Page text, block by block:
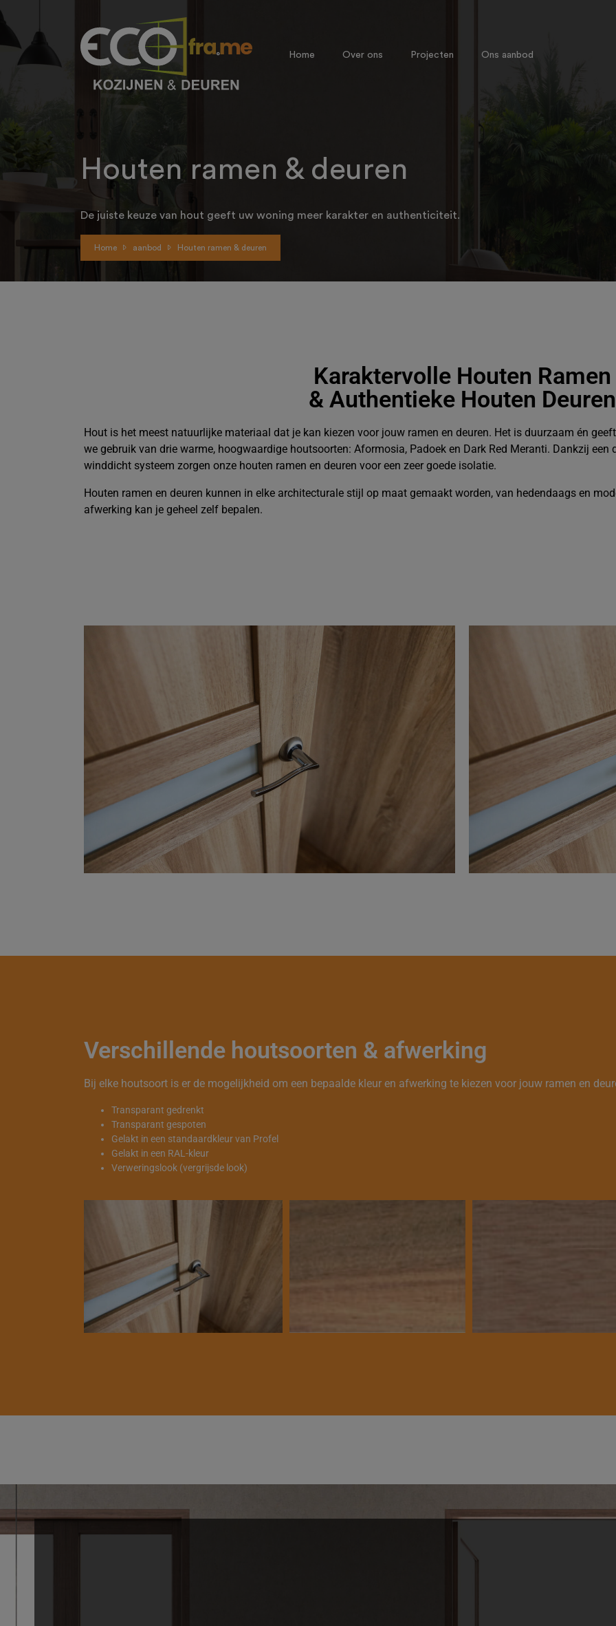
Home Over ons Projecten Ons aanbod
Houten ramen & deuren
De juiste keuze van hout geeft uw woning meer karakter en authenticiteit.
Home aanbod Houten ramen & deuren
Karaktervolle Houten Ramen
& Authentieke Houten Deuren
Hout is het meest natuurlijke materiaal dat je kan kiezen voor jouw ramen en deuren. Het is duurzaam én
we gebruik van drie warme, hoogwaardige houtsoorten: Aformosia, Padoek en Dark Red Meranti. Dankzij een
winddicht systeem zorgen onze houten ramen en deuren voor een zeer goede isolatie.
Houten ramen en deuren kunnen in elke architecturale stijl op maat gemaakt worden, van hedendaags en
afwerking kan je geheel zelf bepalen.
Verschillende houtsoorten & afwerking
Bij elke houtsoort is er de mogelijkheid om een bepaalde kleur en afwerking te kiezen voor jouw ramen en
Transparant gedrenkt
Transparant gespoten
Gelakt in een standaardkleur van Profel
Gelakt in een RAL-kleur
Verweringslook (vergrijsde look)